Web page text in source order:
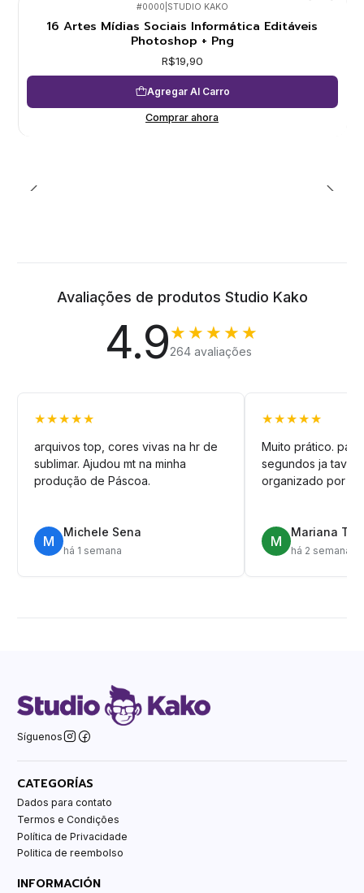
#0000 STUDIO KAKO
16 Artes Mídias Sociais Informática Editáveis
Photoshop + Png
R$19,90
Agregar Al Carro
Comprar ahora
Avaliações de produtos Studio Kako
4.9★★★★★
264 avaliações
★★★★★
arquivos top, cores vivas na hr de
sublimar. Ajudou mt na minha
produção de Páscoa.
M
Michele Sena
há 1 semana
★★★★★
Muito prático.
segundos ja tava
organizado por
M
Mariana T.
há 2 semanas
Síguenos
CATEGORÍAS
Dados para contato
Termos e Condições
Política de Privacidade
Politica de reembolso
INFORMACIÓN